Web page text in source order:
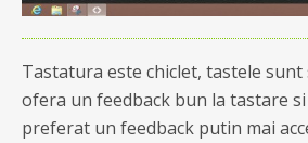
Tastatura este chiclet, tastele
ofera un feedback bun la tastare si
preferat un feedback putin mai